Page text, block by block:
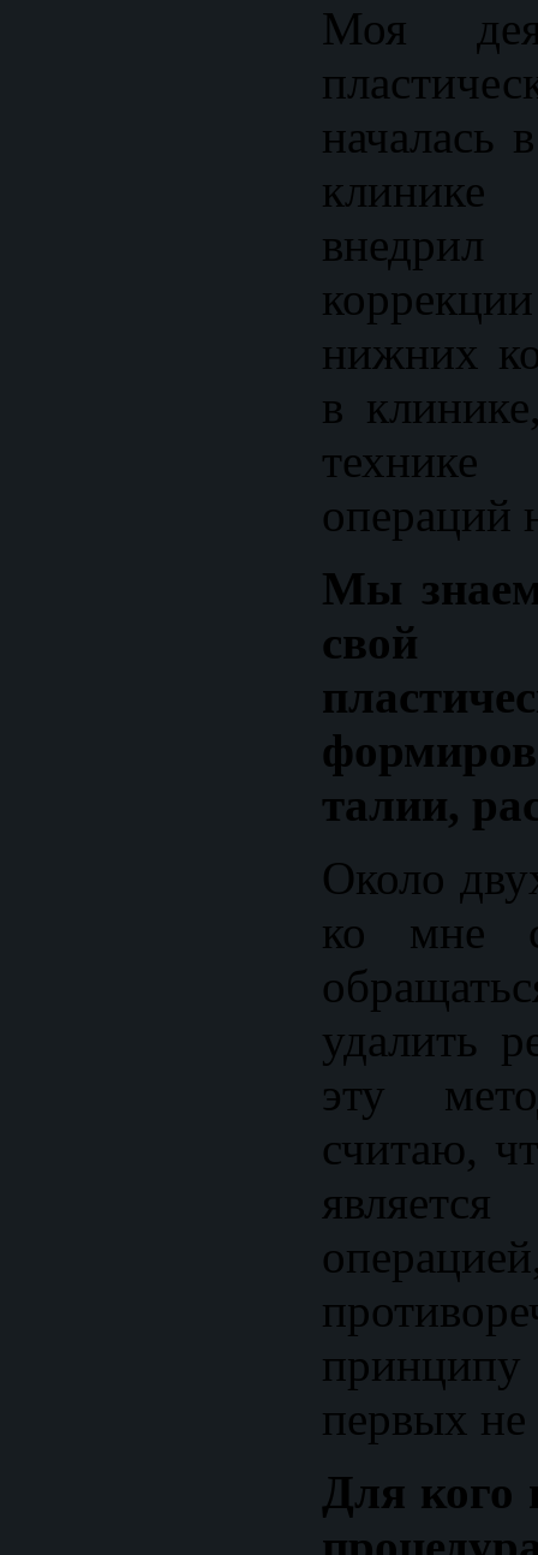
Моя
началась
нижних
в
операций
Мы
талии,
Около
ко мне
удалить
эту
считаю,
первых не
Для кого